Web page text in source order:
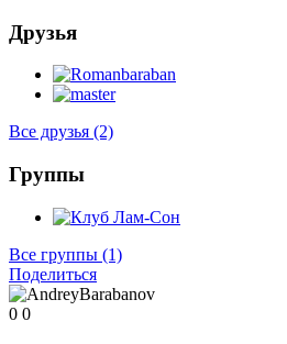
Друзья
Все друзья (2)
Группы
Все группы (1)
Поделиться
0 0